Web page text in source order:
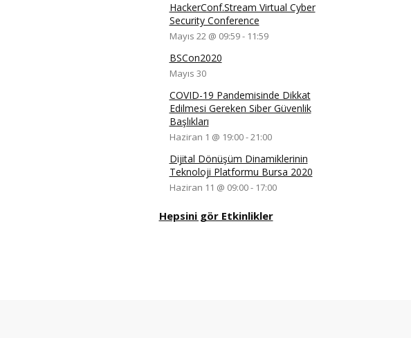
HackerConf.Stream Virtual Cyber
Security Conference
Mayıs 22 @ 09:59- 11:59
BSCon2020
Mayıs 30
COVID-19 Pandemisinde Dikkat
Edilmesi Gereken Siber Güvenlik
Başlıkları
Haziran 1 @ 19:00-21:00
Dijital Dönüşüm Dinamiklerinin
Teknoloji Platformu Bursa 2020
Haziran 11 @ 09:00- 17:00
Hepsini gör Etkinlikler